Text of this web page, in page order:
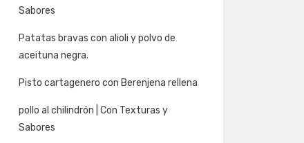
Sabores
Patatas bravas con alioli y polvo de
aceituna negra.
Pisto cartagenero con Berenjena rellena
pollo al chilindrón | Con Texturas y
Sabores